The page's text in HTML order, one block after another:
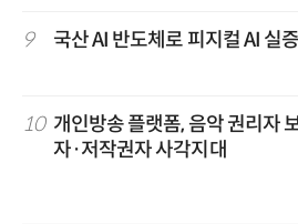
9 국산 AI 반도체로 피지컬 AI
10 개인방송 플랫폼, 음악 권리자
자·저작권자 사각지대